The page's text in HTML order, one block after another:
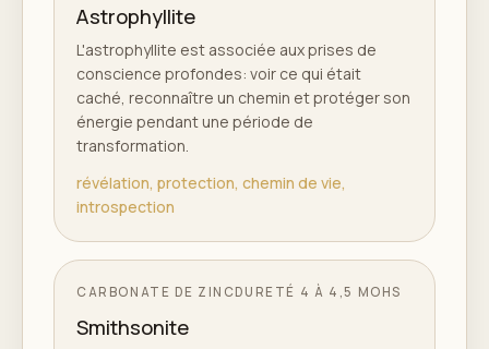
Astrophyllite
L'astrophyllite est associée aux prises de
conscience profondes: voir ce qui était
caché, reconnaître un chemin et protéger son
énergie pendant une période de
transformation.
révélation, protection, chemin de vie,
introspection
CARBONATE DE ZINCDURETÉ 4 À 4,5 MOHS
Smithsonite